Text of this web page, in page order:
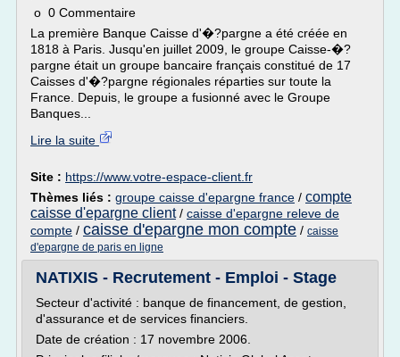
o 0 Commentaire
La première Banque Caisse d'�?pargne a été créée en
1818 à Paris. Jusqu'en juillet 2009, le groupe Caisse-�?
pargne était un groupe bancaire français constitué de 17
Caisses d'�?pargne régionales réparties sur toute la
France. Depuis, le groupe a fusionné avec le Groupe
Banques...
Lire la suite
Site : https://www.votre-espace-client.fr
Thèmes liés : groupe caisse d'epargne france / compte
caisse d'epargne client/ caisse d'epargne releve de
compte / caisse d'epargne mon compte / caisse
d'epargne de paris en ligne
NATIXIS - Recrutement - Emploi - Stage
Secteur d'activité : banque de financement, de gestion,
d'assurance et de services financiers.
Date de création : 17 novembre 2006.